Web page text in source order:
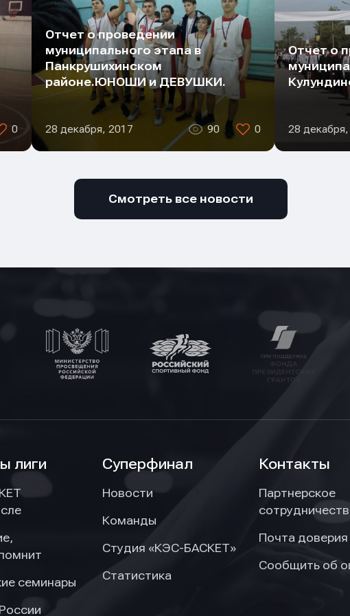
0
Отчет о проведении
муниципального этапа в
Панкрушихинском
районе.ЮНОШИ и ДЕВУШКИ.
28 декабря, 2017 90 0
Отчет о
28
Смотреть все новости
лиги
семинары
Суперфинал
Новости
Команды
Студия «КЭС-БАСКЕТ»
Статистика
Контакты
Партнерское
Почта доверия
Сообщить об